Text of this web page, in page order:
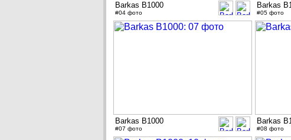
Barkas B1000
#04 фото
Barkas
#05 фото
Barkas B1000
#07 фото
Barkas
#08 фото